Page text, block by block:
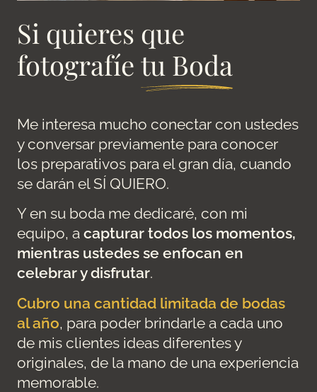
Si quieres que
fotografíetu Boda
Me interesa mucho conectar con ustedes
y conversar previamente para conocer
los preparativos para el gran día, cuando
se darán el SÍ QUIERO.
Y en su boda me dedicaré, con mi
equipo, a capturar todos los momentos,
mientras ustedes se enfocan en
celebrar y disfrutar.
Cubro una cantidad limitada de bodas
al año, para poder brindarle a cada uno
de mis clientes ideas diferentes y
originales, de la mano de una experiencia
memorable.